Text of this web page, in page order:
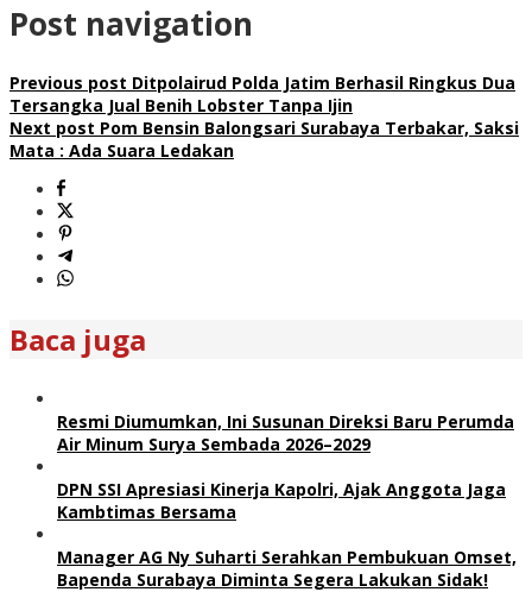
Post navigation
Previous post Ditpolairud Polda Jatim Berhasil Ringkus Dua
Tersangka Jual Benih Lobster Tanpa Ijin
Next post Pom Bensin Balongsari Surabaya Terbakar, Saksi
Mata : Ada Suara Ledakan
Baca juga
Resmi Diumumkan, Ini Susunan Direksi Baru Perumda
Air Minum Surya Sembada 2026–2029
DPN SSI Apresiasi Kinerja Kapolri, Ajak Anggota Jaga
Kambtimas Bersama
Manager AG Ny Suharti Serahkan Pembukuan Omset,
Bapenda Surabaya Diminta Segera Lakukan Sidak!